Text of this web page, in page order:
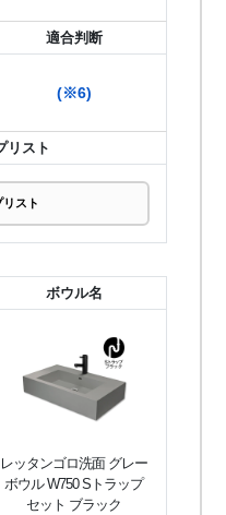
適合判断
(※6)
リスト
スト
ボウル名
レッタンゴロ洗面 グレー
ボウル W750 Sトラップ
セット ブラック